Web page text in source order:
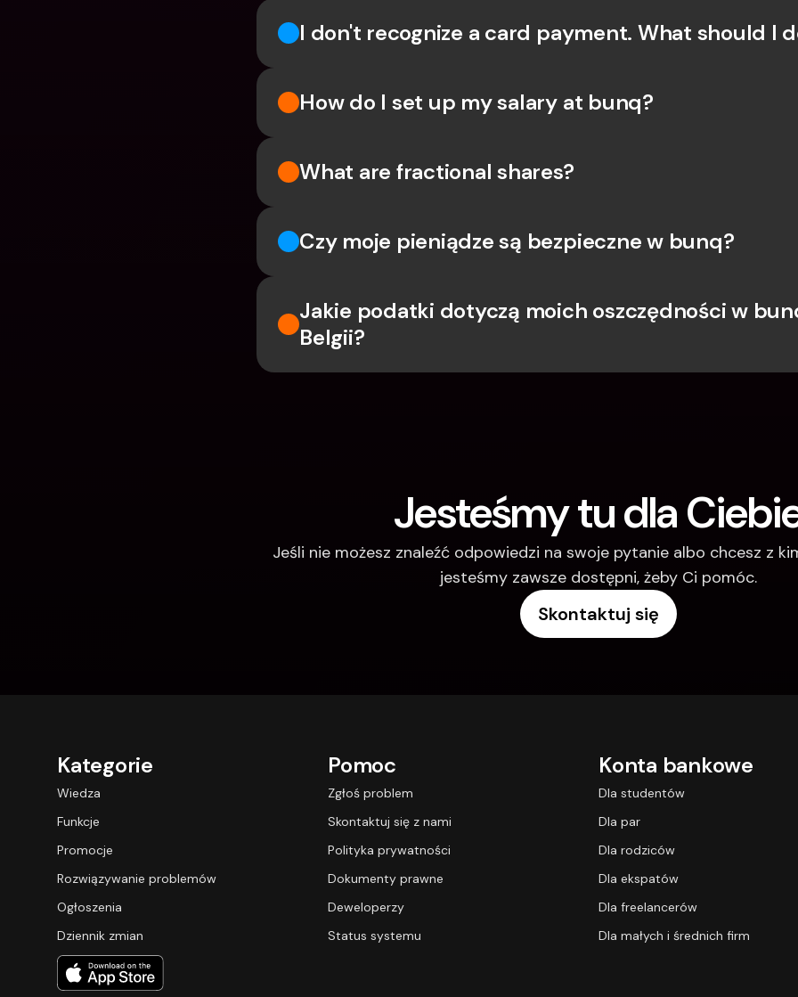
I don't recognize a card payment. What should I
How do I set up my salary at bunq?
What are fractional shares?
Czy moje pieniądze są bezpieczne w bunq?
Jakie podatki dotyczą moich oszczędności w
Belgii?
Jesteśmy tu dla
Jeśli nie możesz znaleźć odpowiedzi na swoje pytanie albo chcesz z
jesteśmy zawsze dostępni, żeby Ci pomóc.
Skontaktuj się
Kategorie
Wiedza
Funkcje
Promocje
Rozwiązywanie problemów
Ogłoszenia
Dziennik zmian
Pomoc
Zgłoś problem
Skontaktuj się z nami
Polityka prywatności
Dokumenty prawne
Deweloperzy
Status systemu
Konta bankowe
Dla studentów
Dla par
Dla rodziców
Dla ekspatów
Dla freelancerów
Dla małych i średnich firm